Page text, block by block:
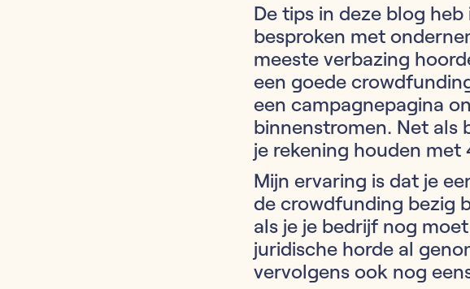
De tips in deze blog
besproken met
meeste verbazing
een goede
een campagnepagina
binnenstromen. Net als
je rekening houden
Mijn ervaring is dat je
de crowdfunding bezig
als je je bedrijf nog
juridische horde al
vervolgens ook nog